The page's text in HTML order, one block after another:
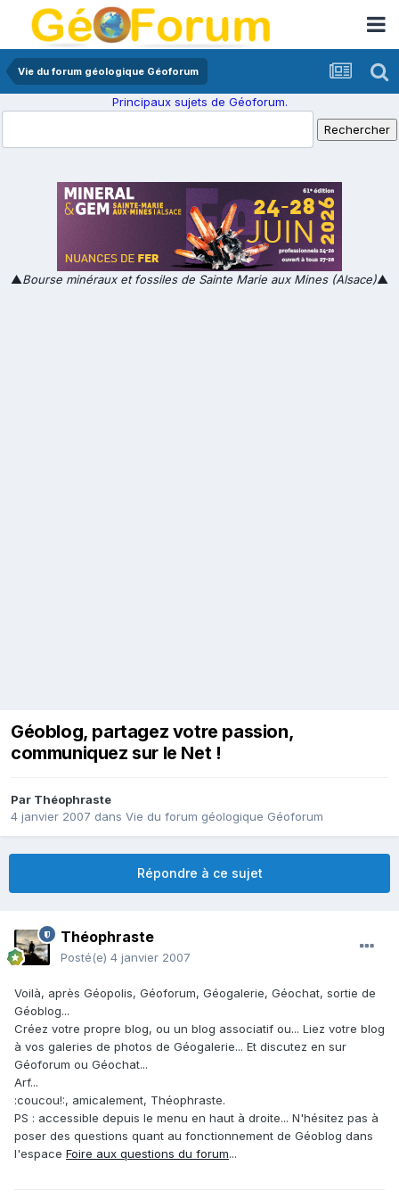
Vie du forum géologique Géoforum
Principaux sujets de Géoforum.
▲Bourse minéraux et fossiles de Sainte Marie aux Mines (Alsace)▲
Géoblog, partagez votre passion,
communiquez sur le Net !
Par Théophraste
4 janvier 2007 dans Vie du forum géologique Géoforum
Répondre à ce sujet
Théophraste
Posté(e) 4 janvier 2007
Voilà, après Géopolis, Géoforum, Géogalerie, Géochat, sortie de
Géoblog...
Créez votre propre blog, ou un blog associatif ou... Liez votre blog
à vos galeries de photos de Géogalerie... Et discutez en sur
Géoforum ou Géochat...
Arf...
:coucou!:, amicalement, Théophraste.
PS : accessible depuis le menu en haut à droite... N'hésitez pas à
poser des questions quant au fonctionnement de Géoblog dans
l'espace Foire aux questions du forum...